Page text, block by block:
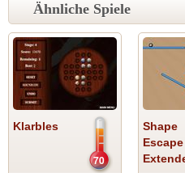
Ähnliche Spiele
Klarbles
70
Shape
Escape